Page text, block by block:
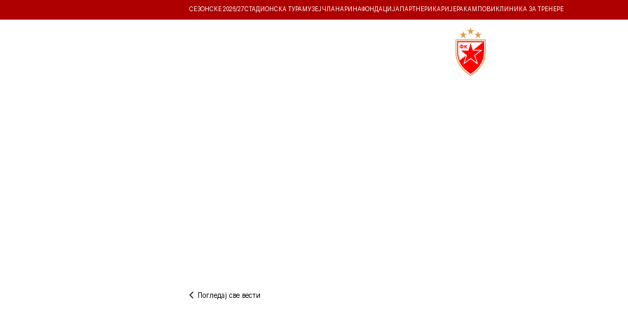
СЕЗОНСКЕ 2026/27СТАДИОНСКА ТУРА МУЗЕЈ ЧЛАНАРИНАФОНДАЦИЈА ПАРТНЕРИ КАРИЈЕРА КАМПОВИ КЛИНИКА ЗА ТРЕНЕРЕ
Погледај све вести